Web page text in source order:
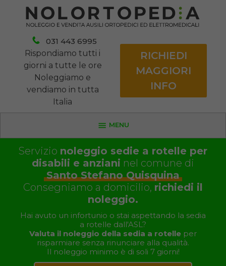
031 443 6995
Rispondiamo tutti i
giorni a tutte le ore
Noleggiamo e
vendiamo in tutta
Italia
RICHIEDI
MAGGIORI
INFO
MENU
Servizio noleggio sedie a rotelle per
disabili e anziani nel comune di
Santo Stefano Quisquina
Consegniamo a domicilio, richiedi il
noleggio.
Hai avuto un infortunio o stai aspettando la sedia
a rotelle dall'ASL?
Valuta il noleggio della sedia a rotelle per
risparmiare senza rinunciare alla qualità.
Il noleggio minimo è di soli 7 giorni!